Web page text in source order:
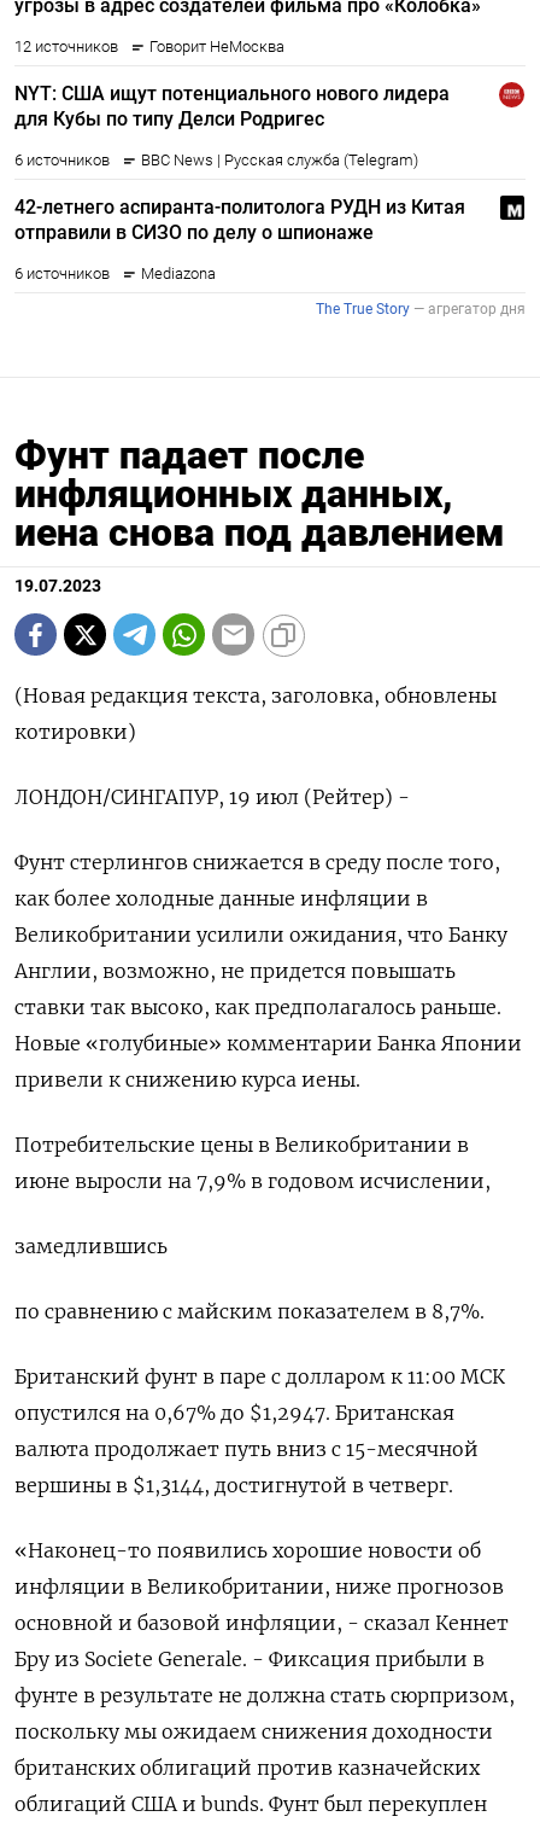
Фунт падает после
инфляционных данных,
иена снова под давлением
19.07.2023
(Новая редакция текста, заголовка, обновлены
котировки)
ЛОНДОН/СИНГАПУР, 19 июл (Рейтер) -
Фунт стерлингов снижается в среду после того,
как более холодные данные инфляции в
Великобритании усилили ожидания, что Банку
Англии, возможно, не придется повышать
ставки так высоко, как предполагалось раньше.
Новые «голубиные» комментарии Банка Японии
привели к снижению курса иены.
Потребительские цены в Великобритании в
июне выросли на 7,9% в годовом исчислении,
замедлившись
по сравнению с майским показателем в 8,7%.
Британский фунт в паре с долларом к 11:00 МСК
опустился на 0,67% до $1,2947​. Британская
валюта продолжает путь вниз с 15-месячной
вершины в $1,3144, достигнутой в четверг.
«Наконец-то появились хорошие новости об
инфляции в Великобритании, ниже прогнозов
основной и базовой инфляции, - сказал Кеннет
Бру из Societe Generale. - Фиксация прибыли в
фунте в результате не должна стать сюрпризом,
поскольку мы ожидаем снижения доходности
британских облигаций против казначейских
облигаций США и bunds. Фунт был перекуплен